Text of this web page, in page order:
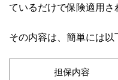
ているだけで保険適用さ
その内容は、簡単には以
担保内容